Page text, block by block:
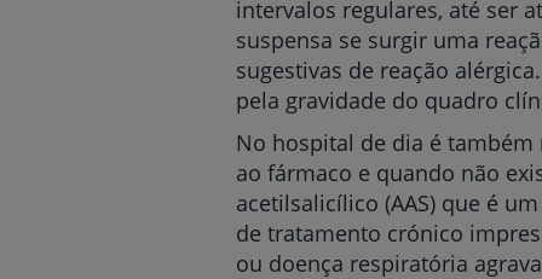
intervalos regulares, até ser
suspensa se surgir uma
sugestivas de reação
pela gravidade do quadro
No hospital de dia é
ao fármaco e quando não
acetilsalicílico (AAS) que é
de tratamento crónico
ou doença respiratória